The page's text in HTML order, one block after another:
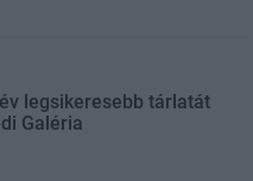
legsikeresebb tárlatát
Galéria